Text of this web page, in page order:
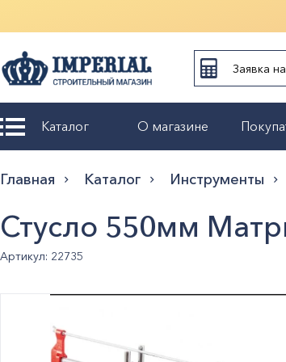
Заявка
Каталог О магазине
обмен
Главная Каталог Инструменты
Стусло 550мм
Артикул: 22735